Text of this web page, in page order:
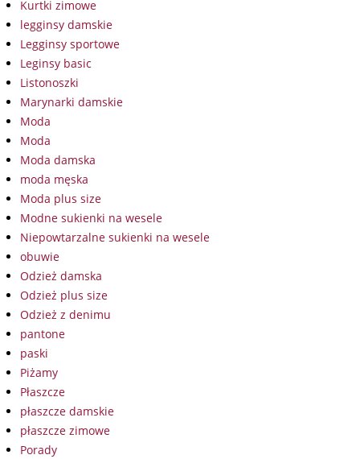
Kurtki zimowe
legginsy damskie
Legginsy sportowe
Leginsy basic
Listonoszki
Marynarki damskie
Moda
Moda
Moda damska
moda męska
Moda plus size
Modne sukienki na wesele
Niepowtarzalne sukienki na wesele
obuwie
Odzież damska
Odzież plus size
Odzież z denimu
pantone
paski
Piżamy
Płaszcze
płaszcze damskie
płaszcze zimowe
Porady